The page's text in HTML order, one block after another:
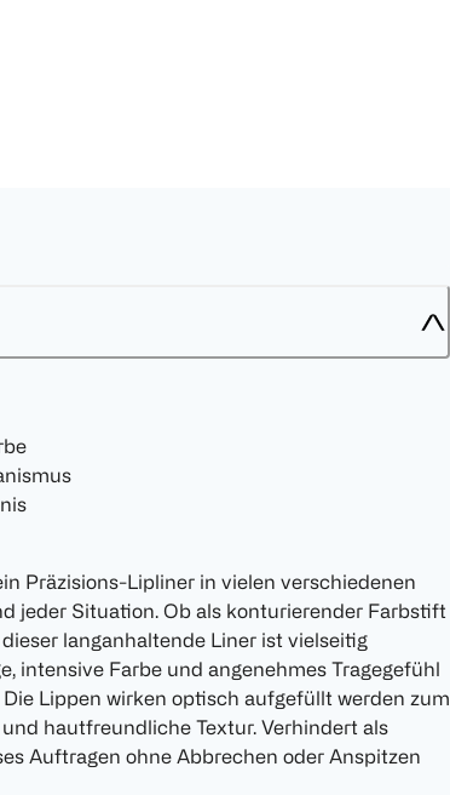
Präzisions-Lipliner in vielen verschiedenen
jeder Situation. Ob als konturierender Farbstift
langanhaltende Liner ist vielseitig
intensive Farbe und angenehmes Tragegefühl
Lippen wirken optisch aufgefüllt werden zum
hautfreundliche Textur. Verhindert als
Auftragen ohne Abbrechen oder Anspitzen